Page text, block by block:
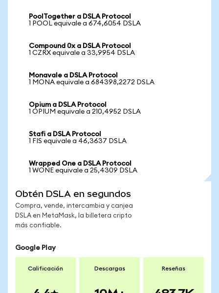
PoolTogether a DSLA Protocol
1 POOL equivale a 674,6054 DSLA
Compound 0x a DSLA Protocol
1 CZRX equivale a 33,9954 DSLA
Monavale a DSLA Protocol
1 MONA equivale a 684398,2272 DSLA
Opium a DSLA Protocol
1 OPIUM equivale a 210,4952 DSLA
Stafi a DSLA Protocol
1 FIS equivale a 46,3637 DSLA
Wrapped One a DSLA Protocol
1 WONE equivale a 25,4309 DSLA
Obtén DSLA en segundos
Compra, vende, intercambia y canjea
DSLA en MetaMask, la billetera cripto
más confiable.
Google Play
Calificación Descargas Reseñas